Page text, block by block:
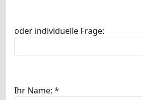
oder individuelle Frage:
Ihr Name: *